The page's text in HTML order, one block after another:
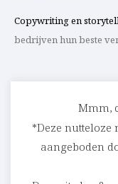
Copywriting en
bedrijven hun beste
Schrijf ik straks mee
heel graag op
Mmm,
*Deze
aangeboden